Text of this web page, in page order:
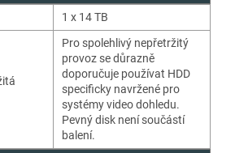
1 x 14 TB
Pro spolehlivý nepřetržitý
provoz se důrazně
doporučuje používat HDD
specificky navržené pro
systémy video dohledu.
Pevný disk není součástí
balení.